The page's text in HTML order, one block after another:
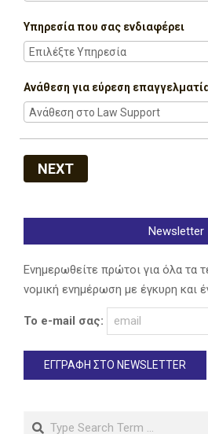
Υπηρεσία που σας ενδιαφέρει
Ανάθεση για εύρεση
NEXT
Newsletter
Ενημερωθείτε πρώτοι για όλα τα
νομική ενημέρωση με έγκυρη και
Το e-mail σας:
Search